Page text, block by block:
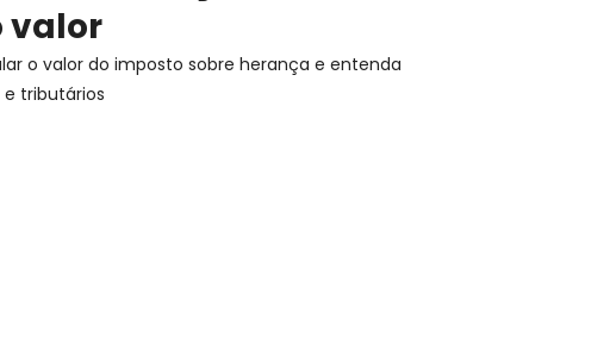
valor
o valor do imposto sobre herança e entenda
tributários